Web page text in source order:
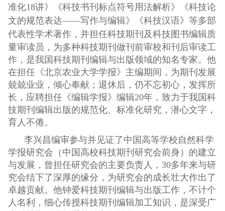
准化18讲》《科技书刊标点符号用法解析》《科技论
文的规范表达——写作与编辑》《科技汉语》等多部
代表性学术著作， 并担任科技期刊及科技图书编辑质
量审读员，为多种科技期刊做刊前审校和刊后审读工
作，是我国科技期刊编辑与出版领域的知名专家。他
在担任《北京农业大学学报》主编期间，为期刊发展
兢兢业业，倾心奉献；退休后，仍不忘初心，发挥所
长，应聘担任《编辑学报》编辑20年，致力于我国科
技期刊编辑出版的规范化、标准化研究，潜心文字，
育人不倦。
李兴昌编审参与并见证了中国高等学校自然科学
学报研究会（中国高校科技期刊研究会前身）的建立
与发展，曾担任研究会的主要负责人，30多年来与研
究会结下了深厚的缘分，为研究会的成长壮大作出了
卓越贡献。他钟爱科技期刊编辑与出版工作，不计个
人名利，细心传授科技期刊编辑加工知识，是深受广